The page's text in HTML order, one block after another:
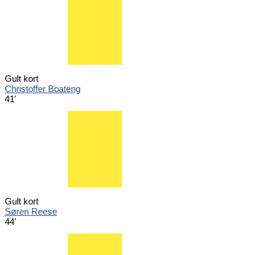
Gult kort
Christoffer Boateng
41'
Gult kort
Søren Reese
44'